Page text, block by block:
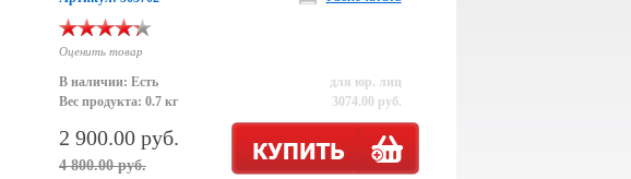
Оценить товар
В наличии: Есть
Вес продукта: 0.7 кг
для юр. лиц
3074.00 руб.
2 900.00 руб.
4 800.00 руб.